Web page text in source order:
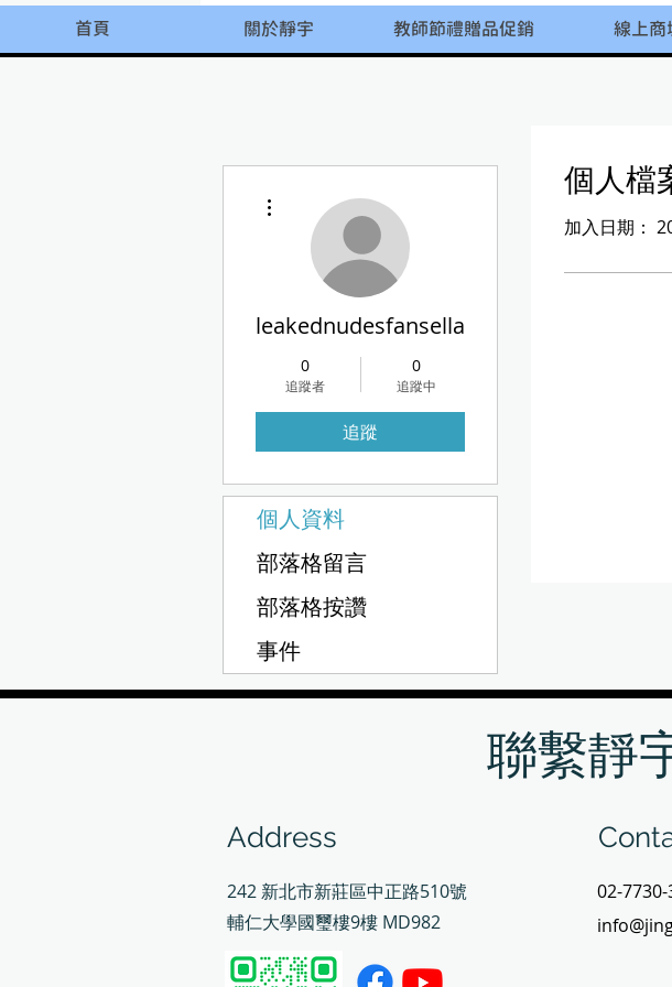
首頁 關於靜宇 教師節禮贈品促銷 線上商
個人檔
加入日期：
leakednudesfansella
0
追蹤者
0
追蹤中
追蹤
個人資料
部落格留言
部落格按讚
事件
聯繫靜
Address
242 新北市新莊區中正路510號
輔仁大學國璽樓9樓 MD982
02-